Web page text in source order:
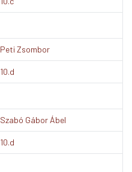
Peti Zsombor
10.d
Szabó Gábor Ábel
10.d